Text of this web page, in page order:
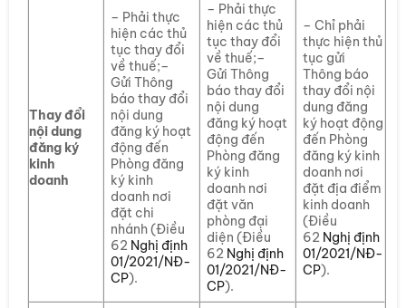
Thay đổi
nội dung
đăng ký
kinh
doanh
– Phải thực
hiện các thủ
tục thay đổi
về thuế;–
Gửi Thông
báo thay đổi
nội dung
đăng ký hoạt
động đến
Phòng đăng
ký kinh
doanh nơi
đặt chi
nhánh (Điều
62 Nghị định
01/2021/NĐ-
CP).
– Phải thực
hiện các thủ
tục thay đổi
về thuế;–
Gửi Thông
báo thay đổi
nội dung
đăng ký hoạt
động đến
Phòng đăng
ký kinh
doanh nơi
đặt văn
phòng đại
diện (Điều
62 Nghị định
01/2021/NĐ-
CP).
– Chỉ phải
thực hiện thủ
tục gửi
Thông báo
thay đổi nội
dung đăng
ký hoạt động
đến Phòng
đăng ký kinh
doanh nơi
đặt địa điểm
kinh doanh
(Điều
62 Nghị định
01/2021/NĐ-
CP).